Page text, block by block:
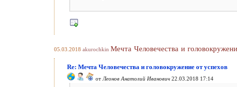
05.03.2018 akurochkin Мечта Человечества и
Re: Мечта Человечества и головокружение от успехов
от Леонов Анатолий Иванович 22.03.2018 17:14